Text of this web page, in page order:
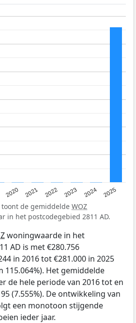
2020 2021 2022 2023 2024 2025
toont de gemiddelde WOZ
in het postcodegebied 2811 AD.
woningwaarde in het
AD is met €280.756
in 2016 tot €281.000 in 2025
115.064%). Het gemiddelde
de hele periode van 2016 tot en
(7.555%). De ontwikkeling van
een monotoon stijgende
ieder jaar.